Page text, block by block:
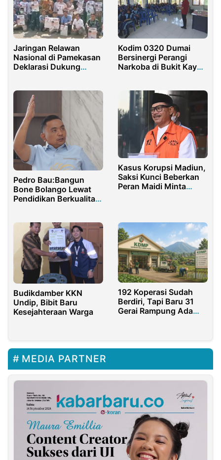
Jaringan Relawan
Nasional di Pamekasan
Deklarasi Dukung
Kodim 0320 Dumai
Bersinergi Perangi
Narkoba di Bukit Kayu
Pedro Bau:Bangun
Bone Bolango Lewat
Pendidikan Berkualitas
Kasus Korupsi Madiun,
Saksi Kunci Beberkan
Peran Maidi Minta
Budikdamber KKN
Undip, Bibit Baru
Kesejahteraan Warga
192 Koperasi Sudah
Berdiri, Tapi Baru 31
Gerai Rampung Ada
MEDIA PARTNER